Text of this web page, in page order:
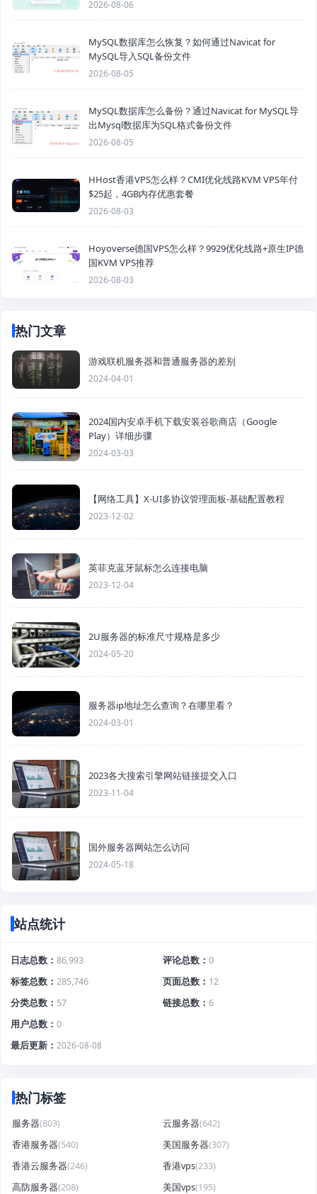
2026-08-06
MySQL数据库怎么恢复？如何通过Navicat for
MySQL导入SQL备份文件
2026-08-05
MySQL数据库怎么备份？通过Navicat for MySQL导
出Mysql数据库为SQL格式备份文件
2026-08-05
HHost香港VPS怎么样？CMI优化线路KVM VPS年付
$25起，4GB内存优惠套餐
2026-08-03
Hoyoverse德国VPS怎么样？9929优化线路+原生IP德
国KVM VPS推荐
2026-08-03
热门文章
游戏联机服务器和普通服务器的差别
2024-04-01
2024国内安卓手机下载安装谷歌商店（Google
Play）详细步骤
2024-03-03
【网络工具】X-UI多协议管理面板-基础配置教程
2023-12-02
英菲克蓝牙鼠标怎么连接电脑
2023-12-04
2U服务器的标准尺寸规格是多少
2024-05-20
服务器ip地址怎么查询？在哪里看？
2024-03-01
2023各大搜索引擎网站链接提交入口
2023-11-04
国外服务器网站怎么访问
2024-05-18
站点统计
日志总数 86,993 评论总数
0
标签总数
285,746 页面总数
12
分类总数
57 链接总数
6
用户总数
0
最后更新
2026-08-08
热门标签
服务器(803) 云服务器(642)
香港服务器(540) 美国服务器(307)
香港云服务器(246) 香港vps(233)
高防服务器(208) 美国vps(195)